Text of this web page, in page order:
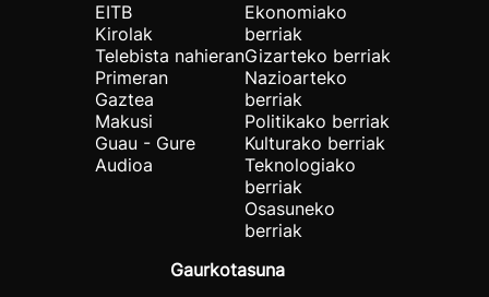
EITB
Kirolak
Telebista nahieran
Primeran
Gaztea
Makusi
Guau - Gure
Audioa
Ekonomiako
berriak
Gizarteko berriak
Nazioarteko
berriak
Politikako berriak
Kulturako berriak
Teknologiako
berriak
Osasuneko
berriak
Gaurkotasuna